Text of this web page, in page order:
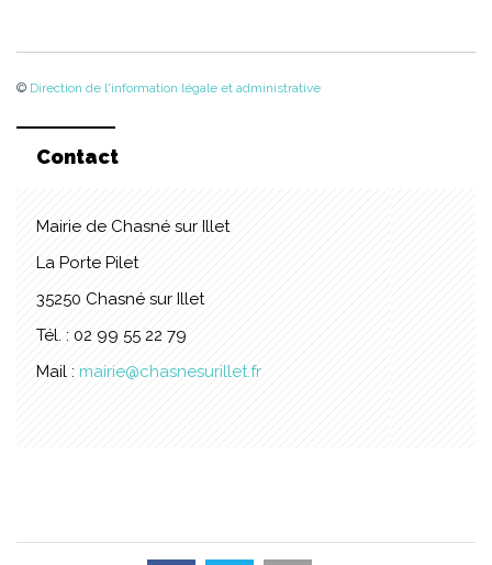
© Direction de l'information légale et administrative
Contact
Mairie de Chasné sur Illet
La Porte Pilet
35250 Chasné sur Illet
Tél. : 02 99 55 22 79
Mail : mairie@chasnesurillet.fr